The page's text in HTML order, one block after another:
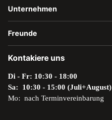
Unternehmen
Freunde
Kontakiere uns
Di - Fr: 10:30 - 18:00
Sa: 10:30 - 15:00 (Juli+August)
Mo: nach Terminvereinbarung